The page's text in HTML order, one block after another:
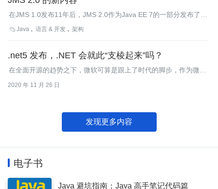
在JMS 1.0发布11年后，JMS 2.0作为Java EE 7的一部分发布了，
该版本主要强调简洁性。InfoQ带读者看一下其中的一些新特性。
Java 语言 & 开发 架构
.net5 发布，.NET 会就此“支棱起来”吗？
在全面开源的趋势之下，微软可算是跟上了时代的脚步，作为微软
使用者都意义非凡。未来，微软会将所有的.NET 组件整合到一个
2020 年 11 月 26 日
发现更多内容
电子书
Java 避坑指南：Java 高手笔记代码篇